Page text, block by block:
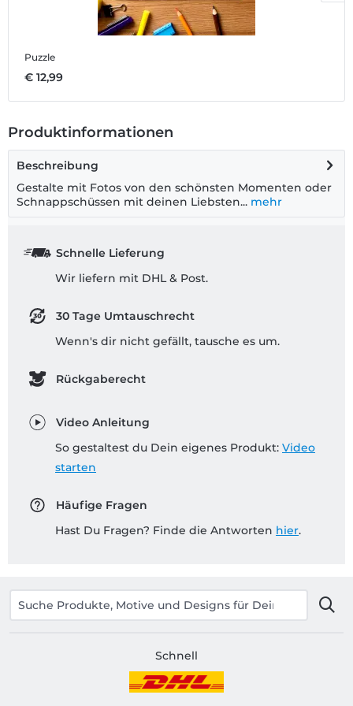
Puzzle
€ 12,99
Produktinformationen
Beschreibung
Gestalte mit Fotos von den schönsten Momenten oder
Schnappschüssen mit deinen Liebsten... mehr
Schnelle Lieferung
Wir liefern mit DHL & Post.
30 Tage Umtauschrecht
Wenn's dir nicht gefällt, tausche es um.
Rückgaberecht
Video Anleitung
So gestaltest du Dein eigenes Produkt: Video
starten
Häufige Fragen
Hast Du Fragen? Finde die Antworten hier.
Schnell